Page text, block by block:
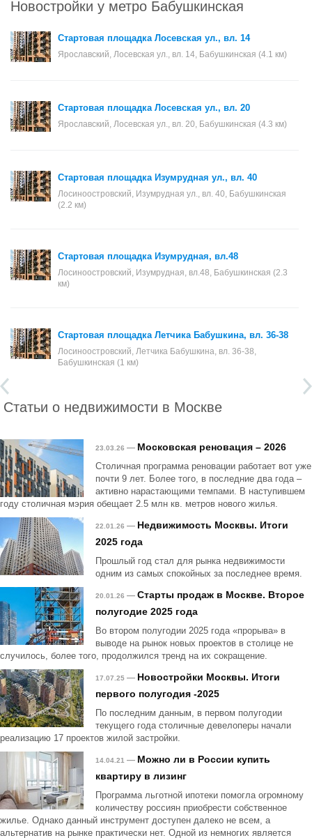
Новостройки у метро Бабушкинская
Стартовая площадка Лосевская ул., вл. 14
Ярославский, Лосевская ул., вл. 14, Бабушкинская (4.1 км)
Стартовая площадка Лосевская ул., вл. 20
Ярославский, Лосевская ул., вл. 20, Бабушкинская (4.3 км)
Стартовая площадка Изумрудная ул., вл. 40
Лосиноостровский, Изумрудная ул., вл. 40, Бабушкинская
(2.2 км)
Стартовая площадка Изумрудная, вл.48
Лосиноостровский, Изумрудная, вл.48, Бабушкинская (2.3
км)
Стартовая площадка Летчика Бабушкина, вл. 36-38
Лосиноостровский, Летчика Бабушкина, вл. 36-38,
Бабушкинская (1 км)
Статьи о недвижимости в Москве
23.03.26 — Московская реновация – 2026
Столичная программа реновации работает вот уже
почти 9 лет. Более того, в последние два года –
активно нарастающими темпами. В наступившем
году столичная мэрия обещает 2.5 млн кв. метров нового жилья.
22.01.26 — Недвижимость Москвы. Итоги
2025 года
Прошлый год стал для рынка недвижимости
одним из самых спокойных за последнее время.
20.01.26 — Старты продаж в Москве. Второе
полугодие 2025 года
Во втором полугодии 2025 года «прорыва» в
выводе на рынок новых проектов в столице не
случилось, более того, продолжился тренд на их сокращение.
17.07.25 — Новостройки Москвы. Итоги
первого полугодия -2025
По последним данным, в первом полугодии
текущего года столичные девелоперы начали
реализацию 17 проектов жилой застройки.
14.04.21 — Можно ли в России купить
квартиру в лизинг
Программа льготной ипотеки помогла огромному
количеству россиян приобрести собственное
жилье. Однако данный инструмент доступен далеко не всем, а
альтернатив на рынке практически нет. Одной из немногих является